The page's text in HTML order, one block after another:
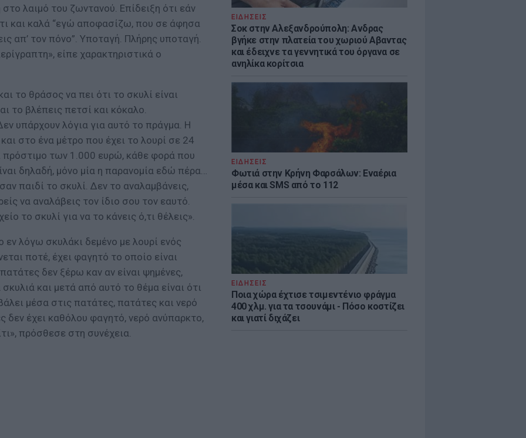
ΕΙΔΗΣΕΙΣ
Σοκ στην Αλεξανδρούπολη: Ανδρας
βγήκε στην πλατεία του χωριού Αβαντας
και έδειχνε τα γεννητικά του όργανα σε
ανηλίκα κορίτσια
ΕΙΔΗΣΕΙΣ
Φωτιά στην Κρήνη Φαρσάλων: Εναέρια
μέσα και SMS από το 112
ΕΙΔΗΣΕΙΣ
Ποια χώρα έχτισε τσιμεντένιο φράγμα
400 χλμ. για τα τσουνάμι - Πόσο κοστίζει
και γιατί διχάζει
λαιμό του ζωντανού. Επίδειξη ότι εάν
και καλά “εγώ αποφασίζω, που σε άφησα
απ’ τον πόνο”. Υποταγή. Πλήρης υποταγή.
είπε χαρακτηριστικά ο
το θράσος να πει ότι το σκυλί είναι
το βλέπεις πετσί και κόκαλο.
υπάρχουν λόγια για αυτό το πράγμα. Η
στο ένα μέτρο που έχει το λουρί σε 24
πρόστιμο των 1.000 ευρώ, κάθε φορά που
δηλαδή, μόνο μία η παρανομία εδώ πέρα…
παιδί το σκυλί. Δεν το αναλαμβάνεις,
να αναλάβεις τον ίδιο σου τον εαυτό.
το σκυλί για να το κάνεις ό,τι θέλεις».
λόγω σκυλάκι δεμένο με λουρί ενός
ποτέ, έχει φαγητό το οποίο είναι
δεν ξέρω καν αν είναι ψημένες,
και μετά από αυτό το θέμα είναι ότι
μέσα στις πατάτες, πατάτες και νερό
δεν έχει καθόλου φαγητό, νερό ανύπαρκτο,
πρόσθεσε στη συνέχεια.